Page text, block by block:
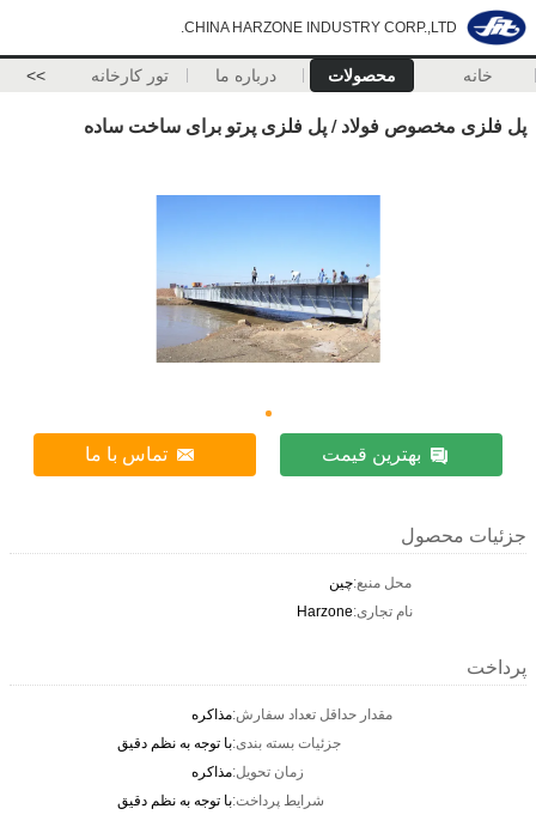
CHINA HARZONE INDUSTRY CORP.,LTD.
خانه محصولات درباره ما تور کارخانه >>
پل فلزی مخصوص فولاد / پل فلزی پرتو برای ساخت ساده
بهترین قیمت تماس با ما
جزئیات محصول
محل منبع:چين
نام تجاری:Harzone
پرداخت
مقدار حداقل تعداد سفارش:مذاکره
جزئیات بسته بندی:با توجه به نظم دقیق
زمان تحویل:مذاکره
شرایط پرداخت:با توجه به نظم دقیق